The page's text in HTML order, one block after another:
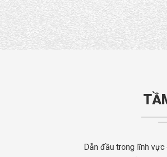
Dẫn đầu trong lĩnh